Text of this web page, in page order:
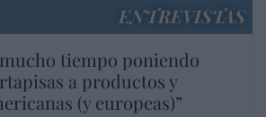
ENTREVISTAS
tiempo poniendo
a productos y
(y europeas)”